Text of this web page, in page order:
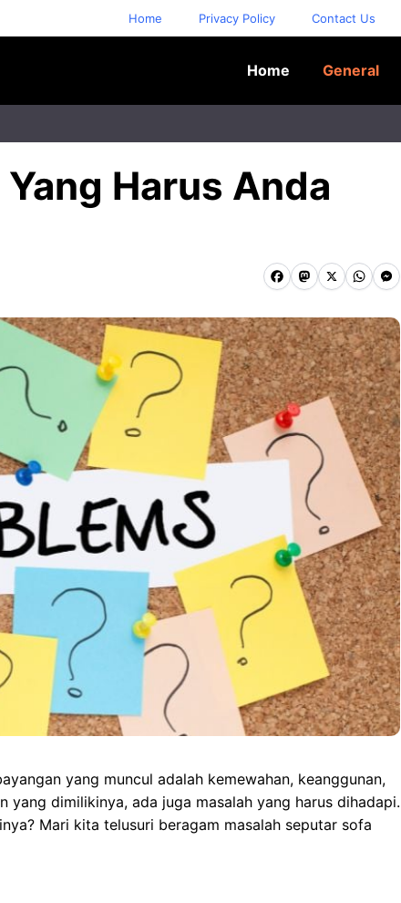
Home Privacy Policy Contact Us
Home General
Harus Anda
F
a
c
e
b
o
o
M
a
s
t
o
d
n
X W
h
a
t
s
A
p
p
M
e
s
s
e
n
g
e
r
yang muncul adalah kemewahan, keanggunan,
yang dimilikinya, ada juga masalah yang harus dihadapi.
Mari kita telusuri beragam masalah seputar sofa